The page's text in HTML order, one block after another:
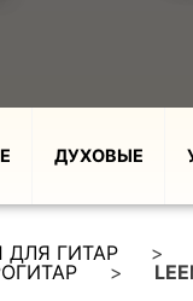
ДУХОВЫЕ
ДЛЯ ГИТАР >
>